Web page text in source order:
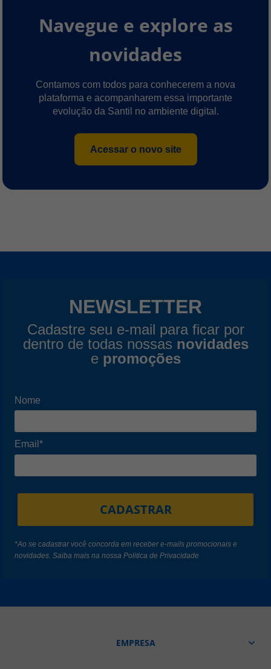
Navegue e explore as
novidades
Contamos com todos para conhecerem a nova
plataforma e acompanharem essa importante
evolução da Santil no ambiente digital.
Acessar o novo site
NEWSLETTER
Cadastre seu e-mail para ficar por
dentro de todas nossas novidades
e promoções
Nome
Email*
CADASTRAR
*Ao se cadastrar você concorda em receber e-mails promocionais e
novidades. Saiba mais na nossaPolitica de Privacidade
EMPRESA